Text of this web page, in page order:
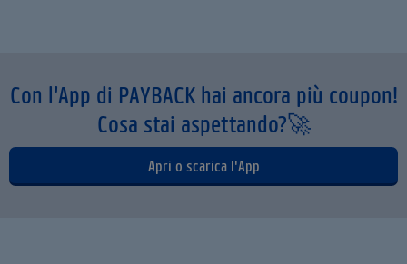
Con l'App di PAYBACK hai ancora più coupon!
Cosa stai aspettando?🚀
Apri o scarica l'App